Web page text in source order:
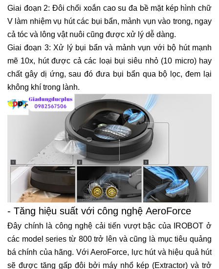
Giai đoạn 2: Đôi chổi xoắn cao su đa bề mặt kép hình chữ
V làm nhiệm vụ hút các bụi bẩn, mảnh vụn vào trong, ngay
cả tóc và lông vật nuôi cũng được xử lý dễ dàng.
Giai đoạn 3: Xử lý bụi bẩn và mảnh vụn với bộ hút mạnh
mẽ 10x, hút được cả các loại bụi siêu nhỏ (10 micro) hay
chất gây dị ứng, sau đó đưa bụi bẩn qua bộ lọc, đem lại
không khí trong lành.
- Tăng hiệu suất với công nghệ AeroForce
Đây chính là công nghệ cải tiến vượt bậc của IROBOT ở
các model series từ 800 trở lên và cũng là mục tiêu quảng
bá chính của hãng. Với AeroForce, lực hút và hiệu quả hút
sẽ được tăng gấp đôi bởi máy nhổ kép (Extractor) và trở